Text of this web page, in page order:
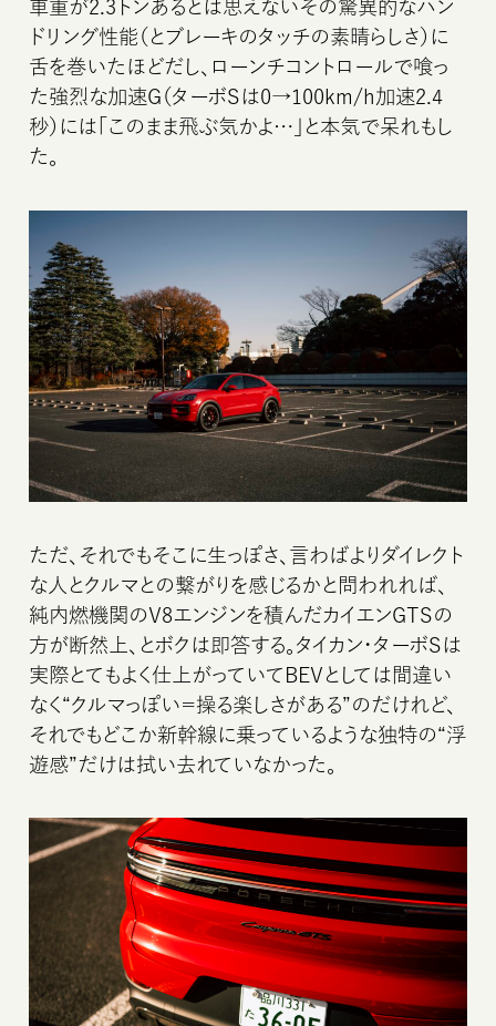
車重が2.3トンあるとは思えないその驚異的なハン
ドリング性能（とブレーキのタッチの素晴らしさ）に
舌を巻いたほどだし、ローンチコントロールで喰っ
た強烈な加速G（ターボSは0→100km/h加速2.4
秒）には「このまま飛ぶ気かよ…」と本気で呆れもし
た。
ただ、それでもそこに生っぽさ、言わばよりダイレクト
な人とクルマとの繋がりを感じるかと問われれば、
純内燃機関のV8エンジンを積んだカイエンGTSの
方が断然上、とボクは即答する。タイカン・ターボSは
実際とてもよく仕上がっていてBEVとしては間違い
なく“クルマっぽい＝操る楽しさがある”のだけれど、
それでもどこか新幹線に乗っているような独特の“浮
遊感”だけは拭い去れていなかった。